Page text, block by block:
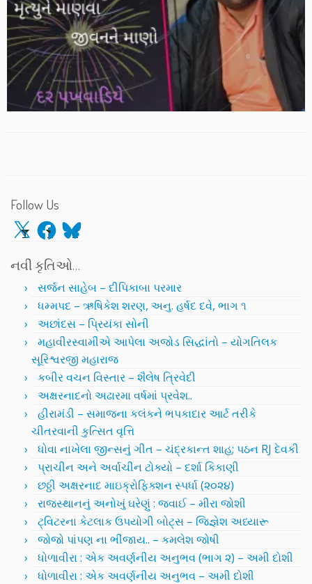
Follow Us
X Facebook
Bluesky
નવી કૃતિઓ…
સર્જન સાહેબ – દીપિકાબા પરમાર
ધમ્મપદ – ઋષિકેશ શરણ, અનુ. હર્ષદ દવે, ભાગ ૧
અછાંદસ – પ્રિયંકા સોની
મહાવીરસ્વામીએ આપેલા અજોડ સિદ્ધાંતો – યોગતિલક
સૂરિશ્વરજી મહારાજ
કબીર વચન વિસ્તાર – શૈલેષ ત્રિવેદી
અક્ષરનાદનો અઢારમા વર્ષમાં પ્રવેશ..
હીરામંડી – સમાજના કલંકને ભપકાદાર આર્ટ તરીકે
ચીતરવાની કુત્સિત વૃત્તિ
ધોવા નાખેલા જીન્સનું ગીત – ચંદ્રકાન્ત શાહ; પઠન RJ દેવકી
પ્રાચીન અને અર્વાચીન ટોક્યો – દર્શા કિકાણી
છઠ્ઠી અક્ષરનાદ માઇક્રોફિક્શન સ્પર્ધા (૨૦૨૪)
રાજસ્થાનનું અનોખું ઘરેણું : જવાઈ – મીરા જોશી
ટ્વિટરના કેટલાક ઉપયોગી બોટ્સ – જિજ્ઞેશ અધ્યારૂ
જોજો પાંપણ ના ભીંજાય.. – કમલેશ જોષી
ધોળાવીરા : એક અવર્ણનીય અનુભવ (ભાગ ૨) – અમી દોશી
ધોળાવીરા : એક અવર્ણનીય અનુભવ – અમી દોશી